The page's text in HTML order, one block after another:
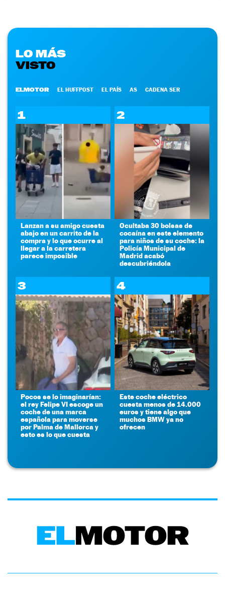
LO MÁS
VISTO
ELMOTOR EL HUFFPOST EL PAÍS AS CADENA SER
1
Lanzan a su amigo cuesta
abajo en un carrito de la
compra y lo que ocurre al
llegar a la carretera
parece imposible
2
Ocultaba 30 bolsas de
cocaína en este elemento
para niños de su coche: la
Policía Municipal de
Madrid acabó
descubriéndola
3
Pocos se lo imaginarían:
el rey Felipe VI escoge un
coche de una marca
española para moverse
por Palma de Mallorca y
esto es lo que cuesta
4
Este coche eléctrico
cuesta menos de 14.000
euros y tiene algo que
muchos BMW ya no
ofrecen